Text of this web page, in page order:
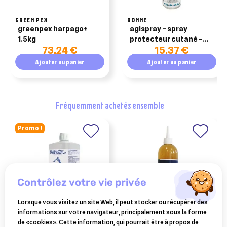
GREEN PEX
greenpex harpago+
1.5kg
73,24 €
Ajouter au panier
BONNE
agispray – spray
protecteur cutané –
15,37 €
Ajouter au panier
fréquemment achetés ensemble
Promo !
BOIRON
GREEN PEX
contrôlez votre vie privée
Lorsque vous visitez un site Web, il peut stocker ou récupérer des
informations sur votre navigateur, principalement sous la forme
de «cookies». Cette information, qui pourrait être à propos de